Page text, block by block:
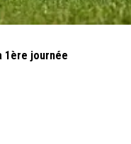
1ère journée